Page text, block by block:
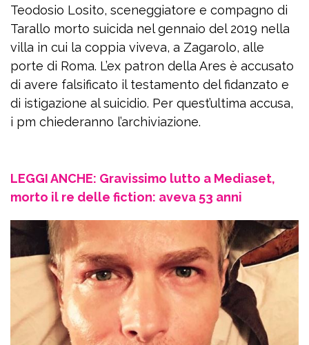
Teodosio Losito, sceneggiatore e compagno di
Tarallo morto suicida nel gennaio del 2019 nella
villa in cui la coppia viveva, a Zagarolo, alle
porte di Roma. L’ex patron della Ares è accusato
di avere falsificato il testamento del fidanzato e
di istigazione al suicidio. Per quest’ultima accusa,
i pm chiederanno l’archiviazione.
LEGGI ANCHE: Gravissimo lutto a Mediaset,
morto il re delle fiction: aveva 53 anni